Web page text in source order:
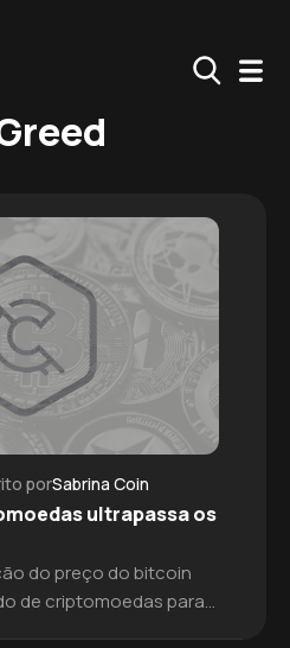
porSabrina Coin
ultrapassa os
do preço do bitcoin
de criptomoedas para